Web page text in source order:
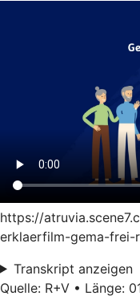
https://
erklaerfilm-gema-frei-
Transkript anzeigen
Quelle: R+V • Länge: